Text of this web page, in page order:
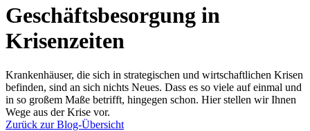
Geschäftsbesorgung in
Krisenzeiten
Krankenhäuser, die sich in strategischen und wirtschaftlichen Krisen
befinden, sind an sich nichts Neues. Dass es so viele auf einmal und
in so großem Maße betrifft, hingegen schon. Hier stellen wir Ihnen
Wege aus der Krise vor.
Zurück zur Blog-Übersicht